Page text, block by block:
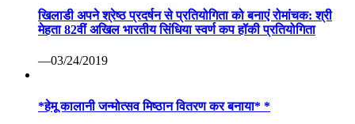
खिलाडी अपने श्रेष्ठ प्रदर्षन से प्रतियोगिता को बनाएं रोमांचक: श्री
मेहता 82वीं अखिल भारतीय सिंधिया स्वर्ण कप हॉकी प्रतियोगिता
—03/24/2019
*हेमू कालानी जन्मोत्सव मिष्ठान वितरण कर बनाया* *